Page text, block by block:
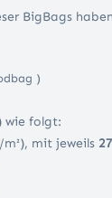
BigBags
)
wie folgt:
mit jeweils